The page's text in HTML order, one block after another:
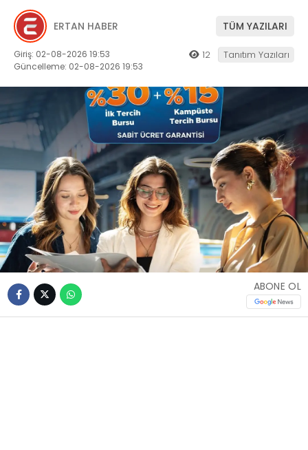
ERTAN HABER TÜM YAZILARI
Giriş: 02-08-2026 19:53
Güncelleme: 02-08-2026 19:53
12 Tanıtım Yazıları
ABONE OL